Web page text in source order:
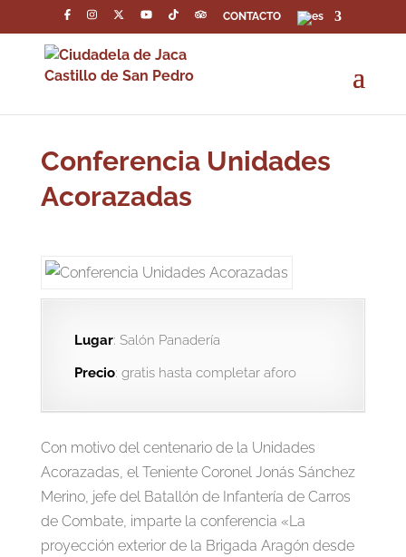
CONTACTO
Conferencia Unidades
Acorazadas
Lugar: Salón Panadería
Precio: gratis hasta completar aforo
Con motivo del centenario de la Unidades
Acorazadas, el Teniente Coronel Jonás Sánchez
Merino, jefe del Batallón de Infantería de Carros
de Combate, imparte la conferencia «La
proyección exterior de la Brigada Aragón desde